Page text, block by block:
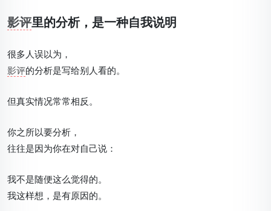
影评里的分析，是一种自我说明
很多人误以为，
影评的分析是写给别人看的。
但真实情况常常相反。
你之所以要分析，
往往是因为你在对自己说：
我不是随便这么觉得的。
我这样想，是有原因的。